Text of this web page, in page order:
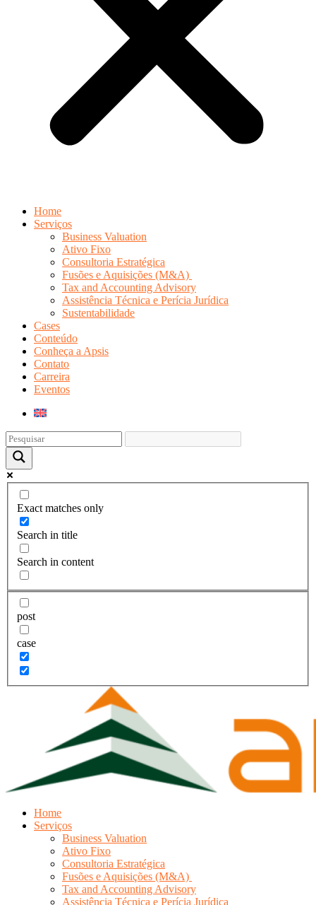
Home
Serviços
Business Valuation
Ativo Fixo
Consultoria Estratégica
Fusões e Aquisições (M&A)
Tax and Accounting Advisory
Assistência Técnica e Perícia Jurídica
Sustentabilidade
Cases
Conteúdo
Conheça a Apsis
Contato
Carreira
Eventos
Exact matches only
Search in title
Search in content
post
case
Home
Serviços
Business Valuation
Ativo Fixo
Consultoria Estratégica
Fusões e Aquisições (M&A)
Tax and Accounting Advisory
Assistência Técnica e Perícia Jurídica